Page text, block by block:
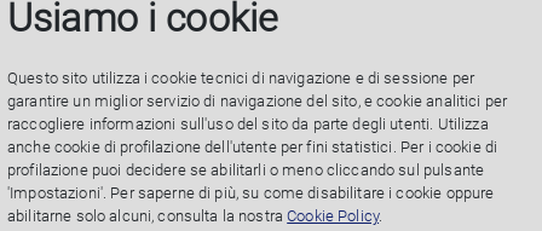
Lorenzo Lavagetto
Ha conseguito la maturità classica ed è laureato in
Giurisprudenza con lode, con una tesi in Diritto
Costituzionale. Avvocato, dal 2002 è iscritto all’Ordine
Usiamo i cookie
Questo sito utilizza i cookie tecnici di navigazione e di sessione per
garantire un miglior servizio di navigazione del sito, e cookie analitici per
raccogliere informazioni sull'uso del sito da parte degli utenti. Utilizza
anche cookie di profilazione dell'utente per fini statistici. Per i cookie di
profilazione puoi decidere se abilitarli o meno cliccando sul pulsante
'Impostazioni'. Per saperne di più, su come disabilitare i cookie oppure
abilitarne solo alcuni, consulta la nostraCookie Policy.